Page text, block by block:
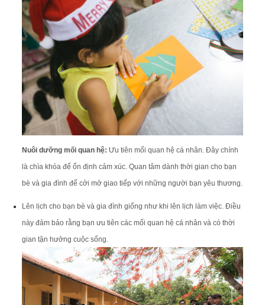
Nuôi dưỡng mối quan hệ: Ưu tiên mối quan hệ cá nhân. Đây chính
là chìa khóa để ổn định cảm xúc. Quan tâm dành thời gian cho bạn
bè và gia đình để cởi mở giao tiếp với những người bạn yêu thương.
Lên lịch cho bạn bè và gia đình giống như khi lên lịch làm việc. Điều
này đảm bảo rằng bạn ưu tiên các mối quan hệ cá nhân và có thời
gian tận hưởng cuộc sống.